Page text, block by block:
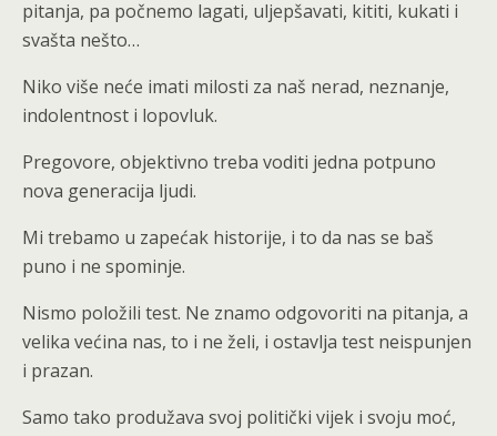
pitanja, pa počnemo lagati, uljepšavati, kititi, kukati i
svašta nešto…
Niko više neće imati milosti za naš nerad, neznanje,
indolentnost i lopovluk.
Pregovore, objektivno treba voditi jedna potpuno
nova generacija ljudi.
Mi trebamo u zapećak historije, i to da nas se baš
puno i ne spominje.
Nismo položili test. Ne znamo odgovoriti na pitanja, a
velika većina nas, to i ne želi, i ostavlja test neispunjen
i prazan.
Samo tako produžava svoj politički vijek i svoju moć,